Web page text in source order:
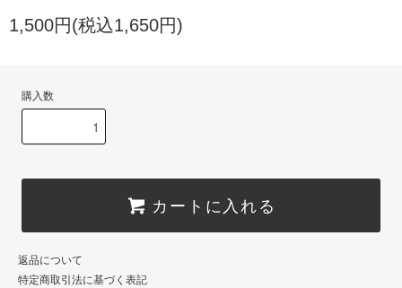
1,500円(税込1,650円)
購入数
カートに入れる
返品について
特定商取引法に基づく表記